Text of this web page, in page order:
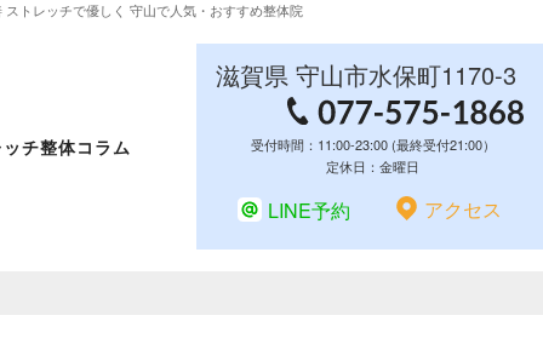
トレッチで優しく 守山で人気・おすすめ整体院
チ整体コラム
滋賀県 守山市水保町1170-3
受付時間：11:00-23:00 (最終受付21:00）
定休日：金曜日
LINE予約 アクセス